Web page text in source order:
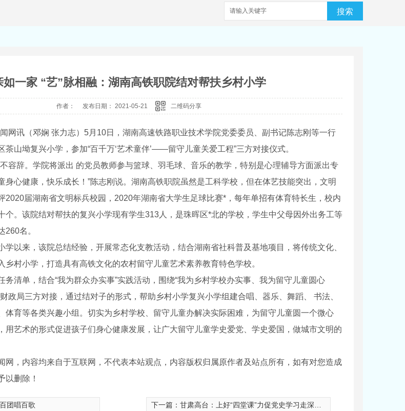
搜索
如一家 “艺”脉相融：湖南高铁职院结对帮扶乡村小学
作者： 发布日期： 2021-05-21 二维码分享
网讯（邓娴 张力志）5月10日，湖南高速铁路职业技术学院党委委员、副书记陈志刚等一行
茶山坳复兴小学，参加“百千万‘艺术童伴’——留守儿童关爱工程”三方对接仪式。
容辞。学院将派出 的党员教师参与篮球、羽毛球、音乐的教学，特别是心理辅导方面派出专
身心健康，快乐成长！”陈志刚说。湖南高铁职院虽然是工科学校，但在体艺技能突出，文明
2020届湖南省文明标兵校园，2020年湖南省大学生足球比赛*，每年单招有体育特长生，校内
个。该院结对帮扶的复兴小学现有学生313人，是珠晖区*北的学校，学生中父母因外出务工等
260名。
学以来，该院总结经验，开展常态化支教活动，结合湖南省社科普及基地项目，将传统文化、
乡村小学，打造具有高铁文化的农村留守儿童艺术素养教育特色学校。
务清单，结合“我为群众办实事”实践活动，围绕“我为乡村学校办实事、我为留守儿童圆心
政局三方对接，通过结对子的形式，帮助乡村小学复兴小学组建合唱、器乐、舞蹈、 书法、
体育等各类兴趣小组。切实为乡村学校、留守儿童办解决实际困难，为留守儿童圆一个微心
用艺术的形式促进孩子们身心健康发展，让广大留守儿童学史爱党、学史爱国，做城市文明的
网，内容均来自于互联网，不代表本站观点，内容版权归属原作者及站点所有，如有对您造成
以删除！
团唱百歌 下一篇： 甘肃高台：上好“四堂课”力促党史学习走深走实